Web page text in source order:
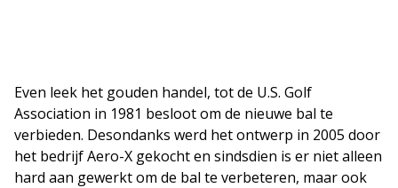
Even leek het gouden handel, tot de U.S. Golf
Association in 1981 besloot om de nieuwe bal te
verbieden. Desondanks werd het ontwerp in 2005 door
het bedrijf Aero-X gekocht en sindsdien is er niet alleen
hard aan gewerkt om de bal te verbeteren, maar ook